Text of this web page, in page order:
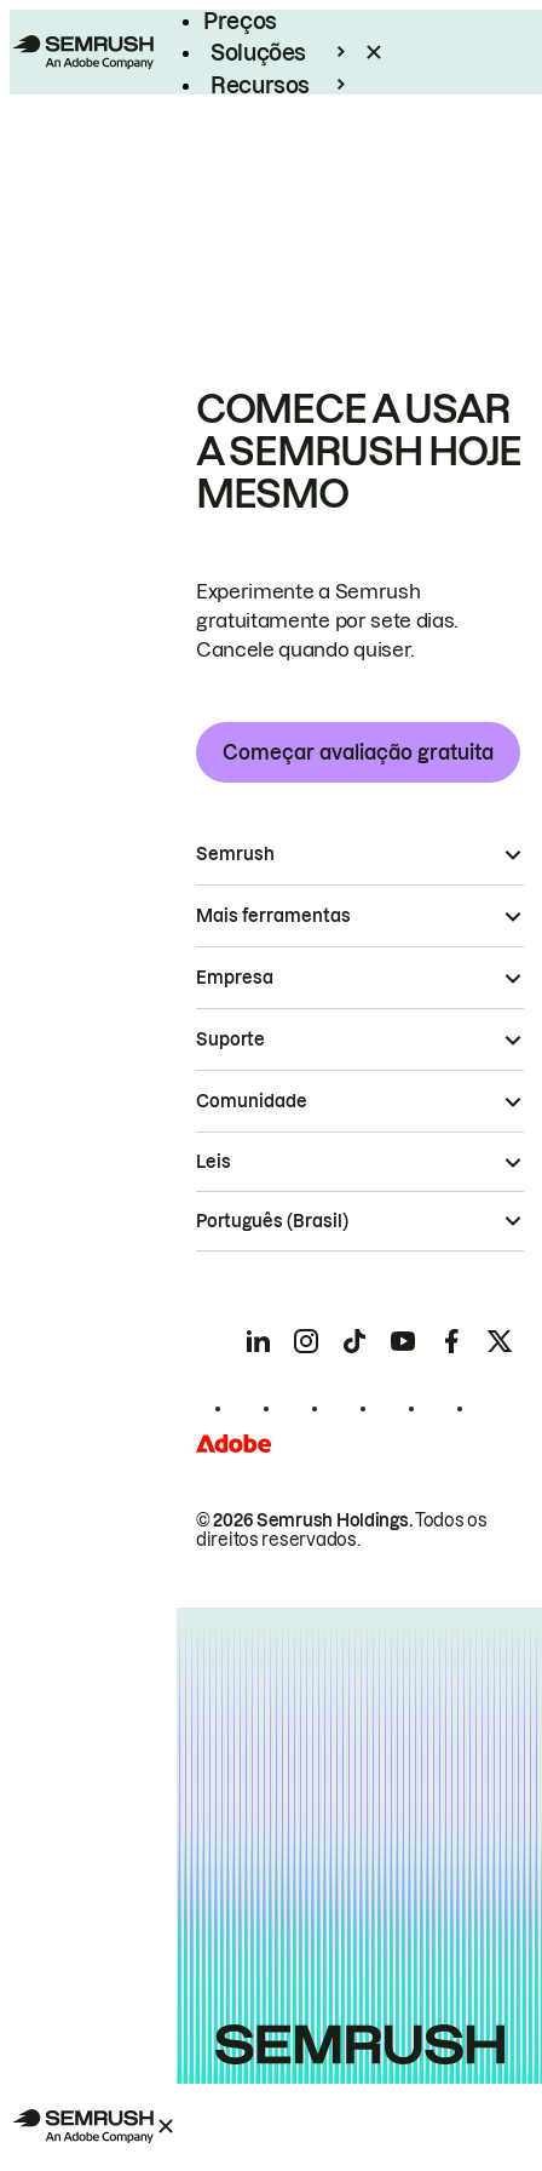
Preços
Soluções
Recursos
COMECE A USAR
A SEMRUSH HOJE
MESMO
Experimente a Semrush
gratuitamente por sete dias.
Cancele quando quiser.
Começar avaliação gratuita
Semrush
Mais ferramentas
Empresa
Suporte
Comunidade
© 2026 Semrush Holdings.Todos os
direitos reservados.
Leis
Português (Brasil)